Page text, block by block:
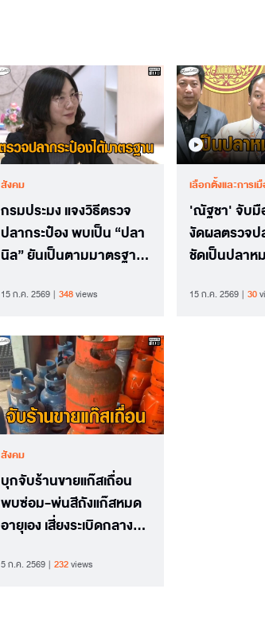
สังคม
กรมประมง แจงวิธีตรวจ
ปลากระป๋อง พบเป็น “ปลา
นิล” ยันเป็นตามมาตรฐาน
15 ก.ค. 2569 348views
เลือกตั้งและการเ
'ณัฐชา' จับมื
งัดผลตรวจป
ชัดเป็นปลาห
15 ก.ค. 2569 30
สังคม
บุกจับร้านขายแก๊สเถื่อน
พบซ่อม-พ่นสีถังแก๊สหมด
อายุเอง เสี่ยงระเบิดกลาง
5 ก.ค. 2569 232views